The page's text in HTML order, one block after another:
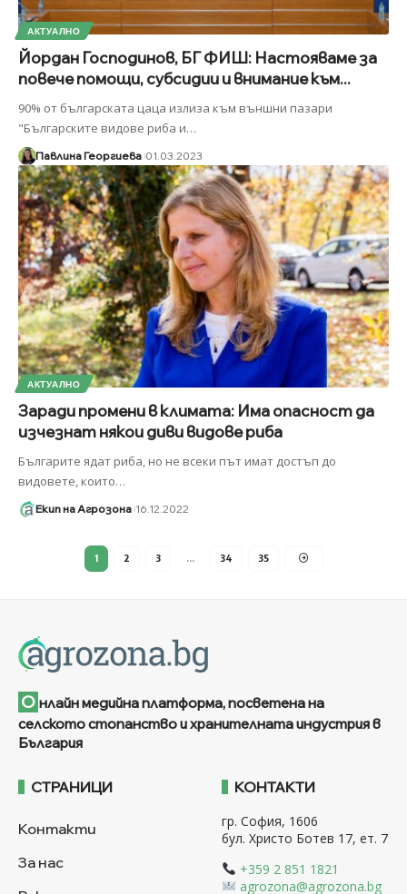
АКТУАЛНО
Йордан Господинов, БГ ФИШ: Настояваме за
повече помощи, субсидии и внимание към...
90% от българската цаца излиза към външни пазари
"Българските видове риба и…
Павлина Георгиева 01.03.2023
АКТУАЛНО
Заради промени в климата: Има опасност да
изчезнат някои диви видове риба
Българите ядат риба, но не всеки път имат достъп до
видовете, които…
Екип на Агрозона 16.12.2022
1 2 3 … 34 35
О нлайн медийна платформа, посветена на
селското стопанство и хранителната индустрия в
България
СТРАНИЦИ
Контакти
За нас
КОНТАКТИ
гр. София, 1606
бул. Христо Ботев 17, ет. 7
+359 2 851 1821
agrozona@agrozona.bg